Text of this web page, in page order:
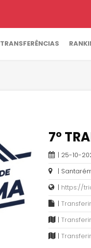
TRANSFERÊNCIAS
7º
| 25-10-
|
| https://
|
|
|